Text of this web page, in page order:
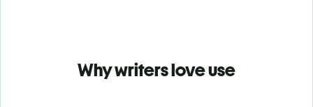
Why writers love use